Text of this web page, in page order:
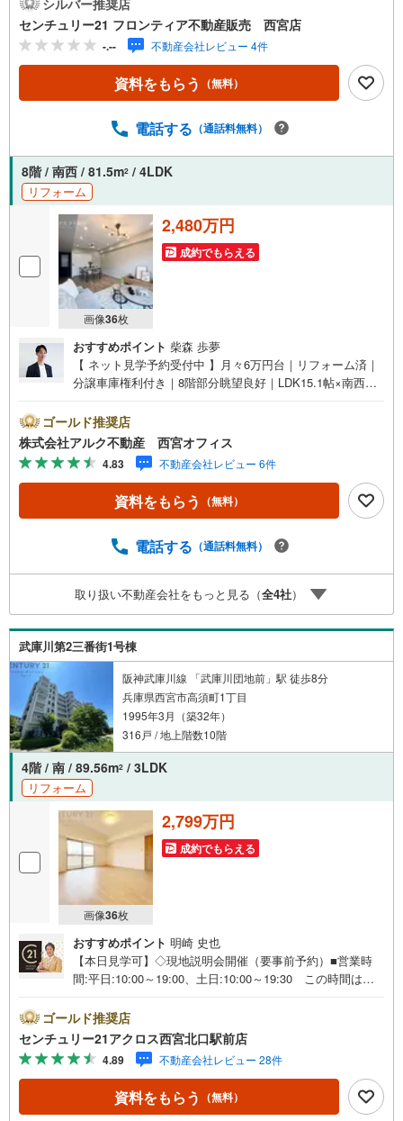
園も近くにあるのでお子様も安心して遊べますよ！・南西
向きバルコニーでお洗濯ものもすぐに乾きますね・総合病
院まで徒歩圏内なので緊急時にも安心です・リビングと洋
室の続き間で広々とご利用いただけます リフォーム内容・
フルリフォーム 立地・鳴尾東小学校まで徒歩約11分・鳴尾
方のプロ、ファイナンシャルプランナーが資金計画をサポ
り！3.たくさんの銀行と繋がりがあるため、最も低金利に
なるように審査が可能！4.物件のお引渡し後に必要になっ
たお家のリフォームも弊社のリフォームプランナーがご提
案！
シルバー推奨店
センチュリー21 フロンティア不動産販売 西宮店
-.-- 不動産会社レビュー 4件
資料をもらう （無料）
電話する （通話料無料）
8階 / 南西 / 81.5m2 / 4LDK
リフォーム
画像36枚
2,480万円
成約でもらえる
おすすめポイント 柴森 歩夢
【 ネット見学予約受付中 】月々6万円台｜リフォーム済｜
分譲車庫権利付き｜8階部分眺望良好｜LDK15.1帖×南西向
容（2026年2月完成）】＜水回り新規交換＞システムキッ
チン/ユニットバス/洗面化粧台/トイレ＜内装＞全室クロス
貼替/フローリング貼替/CF貼替/網戸張替/ダウンライト新
設/和室を洋室に変更/スイッチコンセント新調/ハウスクリ
ーニングほか【 周辺環境 】■鳴尾東小学校:徒歩11分（860
m）■鳴尾南中学校:徒歩2分（126m）＝＝＝＝【 アルク不
に店舗がございます。また、阪急「夙川」駅、阪神「香櫨
ております。店内にはキッズスペースやおむつ替えスペー
スもございますので、お子さま連れでもご安心してご来店
ください。ゆっくり住まい探しをしていきたいお客様や、
まずは相談だけというお客様も、お気軽にご相談くださ
ゴールド推奨店
株式会社アルク不動産 西宮オフィス
4.83 不動産会社レビュー 6件
資料をもらう （無料）
電話する （通話料無料）
取り扱い不動産会社をもっと見る（全4社）
武庫川第2三番街1号棟
阪神武庫川線 「武庫川団地前」駅 徒歩8分
兵庫県西宮市高須町1丁目
1995年3月（築32年）
316戸 / 地上階数10階
4階 / 南 / 89.56m2 / 3LDK
リフォーム
画像36枚
2,799万円
成約でもらえる
おすすめポイント 明崎 史也
【本日見学可】◇現地説明会開催（要事前予約）■営業時
間:平日:10:00～19:00、土日:10:00～19:30 この時間はお
6月内装フルリフォーム済み！水回り設備新規交換し、快適
に新生活を送っていただけます♪○センチュリー21アクロス
グループの3つの特徴○■センチュリー21グループで28年連
続No.1（1997年～2024年兵庫地区仲介実績） 西宮・尼
崎・伊丹・宝塚にて8店舗展開中。阪神間での購入や売却は
当店にお任せ下さい■お客様駐車場、キッズスペースがござ
ゴールド推奨店
センチュリー21アクロス西宮北口駅前店
4.89 不動産会社レビュー 28件
資料をもらう （無料）